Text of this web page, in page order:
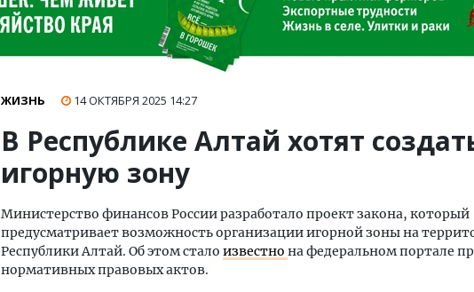
ЖИЗНЬ 14 ОКТЯБРЯ 2025 14:27
В Республике Алтай хотят
игорную зону
Министерство финансов России разработало проект закона, который
предусматривает возможность организации игорной зоны на
Республики Алтай. Об этом стало известно на федеральном портале
нормативных правовых актов.